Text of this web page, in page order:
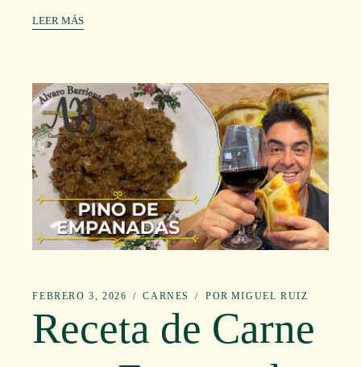
LEER MÁS
FEBRERO 3, 2026 CARNES POR MIGUEL RUIZ
Receta de Carne